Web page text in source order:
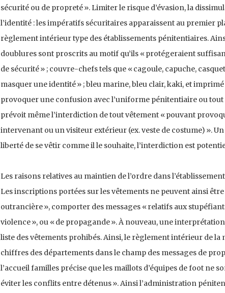
sécurité ou de propreté ». Limiter le risque d’évasion, la
l’identité : les impératifs sécuritaires apparaissent au premier
règlement intérieur type des établissements pénitentiaires.
doublures sont proscrits au motif qu’ils « protégeraient
de sécurité » ; couvre-chefs tels que « cagoule, capuche,
masquer une identité » ; bleu marine, bleu clair, kaki, et
provoquer une confusion avec l’uniforme pénitentiaire ou
prévoit même l’interdiction de tout vêtement « pouvant
intervenant ou un visiteur extérieur (ex. veste de costume) ».
liberté de se vêtir comme il le souhaite, l’interdiction est
Les raisons relatives au maintien de l’ordre dans
Les inscriptions portées sur les vêtements ne peuvent ainsi
outrancière », comporter des messages « relatifs aux
violence », ou « de propagande ». À nouveau, une
liste des vêtements prohibés. Ainsi, le règlement intérieur de la
chiffres des départements dans le champ des messages de
l’accueil familles précise que les maillots d’équipes de foot ne
éviter les conflits entre détenus ». Ainsi l’administration